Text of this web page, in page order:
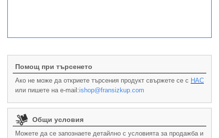
Помощ при търсенето
Ако не може да откриете търсения продукт свържете се с НАС
или пишете на e-mail:ishop@fransizkup.com
Общи условия
Можете да се запознаете детайлно с условията за продажба и